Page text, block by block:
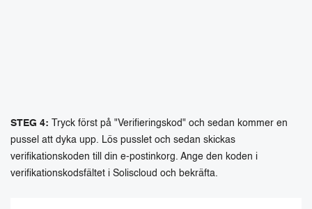
STEG 4:
Tryck först på "Verifieringskod" och sedan kommer en
pussel att dyka upp. Lös pusslet och sedan skickas
verifikationskoden till din e-postinkorg. Ange den koden i
verifikationskodsfältet i Soliscloud och bekräfta.